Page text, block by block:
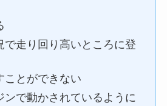
で走り回り高いところに登
ことができない
ンで動かされているように